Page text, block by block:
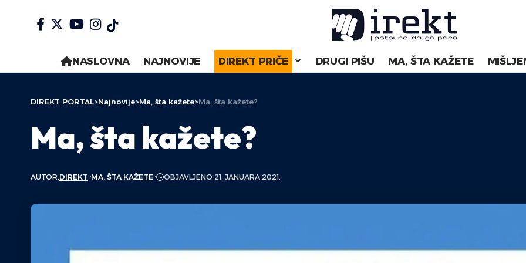
NASLOVNA NAJNOVIJE DIREKT PRIČE DRUGI PIŠU MA, ŠTA KAŽETE
DIREKT PORTAL>Najnovije>Ma, šta kažete>Ma, šta kažete?
Ma, šta kažete?
AUTOR:DIREKT MA, ŠTA KAŽETE OBJAVLJENO 21. JANUARA 2021.